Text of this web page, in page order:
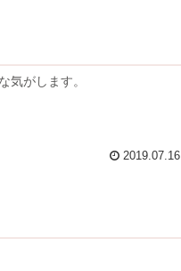
気がします。
2019.07.16